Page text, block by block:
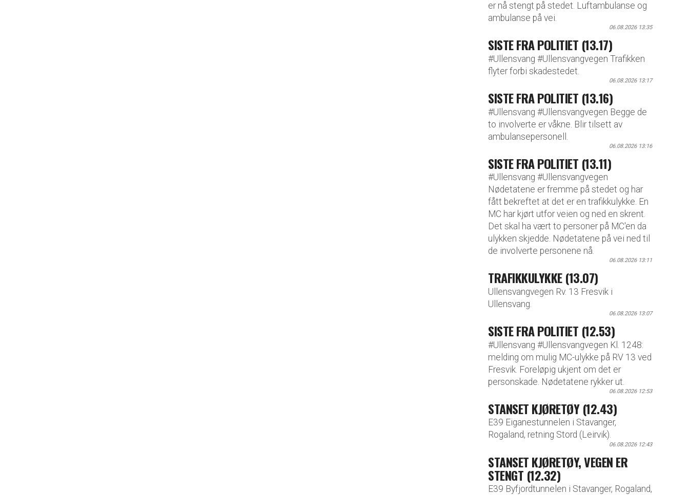
er nå stengt på stedet. Luftambulanse og
ambulanse på vei.
06.08.2026 13:35
SISTE FRA POLITIET (13.17)
#Ullensvang #Ullensvangvegen Trafikken
flyter forbi skadestedet.
06.08.2026 13:17
SISTE FRA POLITIET (13.16)
#Ullensvang #Ullensvangvegen Begge de
to involverte er våkne. Blir tilsett av
ambulansepersonell.
06.08.2026 13:16
SISTE FRA POLITIET (13.11)
#Ullensvang #Ullensvangvegen
Nødetatene er fremme på stedet og har
fått bekreftet at det er en trafikkulykke. En
MC har kjørt utfor veien og ned en skrent.
Det skal ha vært to personer på MC'en da
ulykken skjedde. Nødetatene på vei ned til
de involverte personene nå.
06.08.2026 13:11
TRAFIKKULYKKE (13.07)
Ullensvangvegen Rv. 13 Fresvik i
Ullensvang.
06.08.2026 13:07
SISTE FRA POLITIET (12.53)
#Ullensvang #Ullensvangvegen Kl. 1248:
melding om mulig MC-ulykke på RV 13 ved
Fresvik. Foreløpig ukjent om det er
personskade. Nødetatene rykker ut.
06.08.2026 12:53
STANSET KJØRETØY (12.43)
E39 Eiganestunnelen i Stavanger,
Rogaland, retning Stord (Leirvik).
06.08.2026 12:43
STANSET KJØRETØY, VEGEN ER
STENGT (12.32)
E39 Byfjordtunnelen i Stavanger, Rogaland,